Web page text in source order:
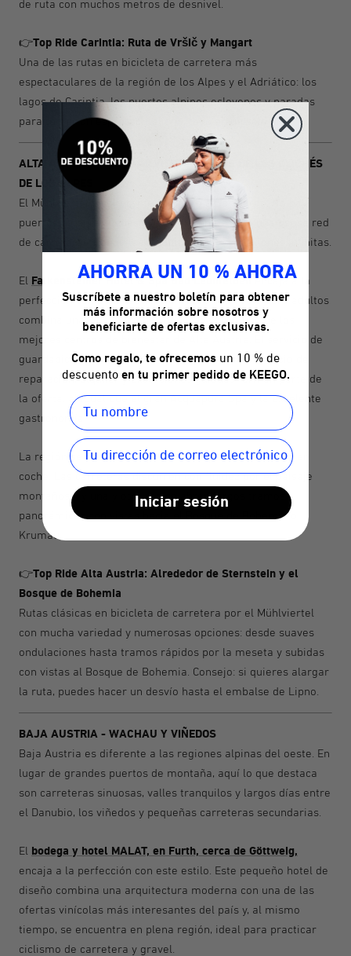
de ruta con muchos metros de desnivel.
👉Top Ride Carintia: Ruta de Vršič y Mangart
Una de las rutas en bicicleta de carretera más
espectaculares de la región de los Alpes y el Adriático: los
lagos de Carintia, los puertos alpinos eslovenos y paradas
para tomar un espresso italiano, todo en un solo día.
ALTA AUSTRIA – EL MÜHLVIERTEL, LEJOS DE LOS CLICHÉS
DE LOS ALPES
El Mühlviertel es diferente al Tirol o a Salzburgo. No hay
puertos gigantes ni desniveles extremos, sino una densa red
de carreteras tranquilas, ondulaciones y conexiones infinitas.
El Falkensteiner Hotel & Spa Bad Leonfelden encaja a la
perfección con esta descripción. Este hotel solo para adultos
combina unas instalaciones deportivas con uno de los
mejores centros de bienestar de Alta Austria. El servicio de
guardabicicletas, asesoramiento sobre rutas, servicio de
reparación, alquiler y excursiones guiadas forman parte de
la oferta, al igual que el gran Acquapura Spa y la excelente
gastronomía.
La región se caracteriza por lo fácil que es recorrerla en
coche. Las carreteras discurren con fluidez por el paisaje
montañoso, y una y otra vez se abren largos tramos
panorámicos con vistas hacia el Bosque de Bohemia o
Krumau.
👉Top Ride Alta Austria: Alrededor de Sternstein y el
Bosque de Bohemia
Rutas clásicas en bicicleta de carretera por el Mühlviertel
con mucha variedad y numerosas opciones: desde suaves
ondulaciones hasta tramos rápidos por la meseta y subidas
con vistas al Bosque de Bohemia. Consejo: si quieres alargar
la ruta, puedes hacer un desvío hasta el embalse de Lipno.
BAJA AUSTRIA - WACHAU Y VIÑEDOS
Baja Austria es diferente a las regiones alpinas del oeste. En
lugar de grandes puertos de montaña, aquí lo que destaca
son carreteras sinuosas, valles tranquilos y largos días entre
el Danubio, los viñedos y pequeñas carreteras secundarias.
El bodega y hotel MALAT, en Furth, cerca de Göttweig,
encaja a la perfección con este estilo. Este pequeño hotel de
diseño combina una arquitectura moderna con una de las
ofertas vinícolas más interesantes del país y, al mismo
tiempo, se encuentra en plena región, ideal para practicar
ciclismo de carretera y gravel.
AHORRA UN 10 % AHORA
Suscríbete a nuestro boletín para obtener
más información sobre nosotros y
beneficiarte de ofertas exclusivas.
Como regalo, te ofrecemos un 10 % de
descuentoen tu primer pedido de KEEGO.
Iniciar sesión